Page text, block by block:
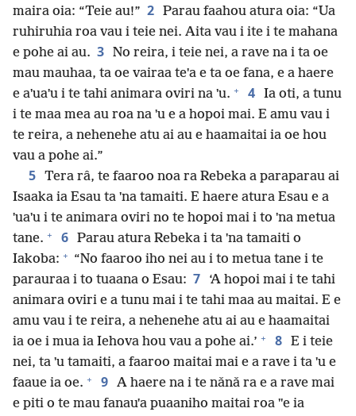
maira oia: “Teie au!” 2 Parau faahou atura oia: “Ua
ruhiruhia roa vau i teie nei. Aita vau i ite i te mahana
e pohe ai au. 3 No reira, i teie nei, a rave na i ta oe
mau mauhaa, ta oe vairaa teˈa e ta oe fana, e a haere
e aˈuaˈu i te tahi animara oviri na ˈu. + 4 Ia oti, a tunu
i te maa mea au roa na ˈu e a hopoi mai. E amu vau i
te reira, a nehenehe atu ai au e haamaitai ia oe hou
vau a pohe ai.”
5 Tera râ, te faaroo noa ra Rebeka a paraparau ai
Isaaka ia Esau ta ˈna tamaiti. E haere atura Esau e a
ˈuaˈu i te animara oviri no te hopoi mai i to ˈna metua
tane. + 6 Parau atura Rebeka i ta ˈna tamaiti o
Iakoba: + “No faaroo iho nei au i to metua tane i te
parauraa i to tuaana o Esau: 7
‘A hopoi mai i te tahi
animara oviri e a tunu mai i te tahi maa au maitai. E e
amu vau i te reira, a nehenehe atu ai au e haamaitai
ia oe i mua ia Iehova hou vau a pohe ai.’ + 8 E i teie
nei, ta ˈu tamaiti, a faaroo maitai mai e a rave i ta ˈu e
faaue ia oe. + 9 A haere na i te nǎnǎ ra e a rave mai
e piti o te mau fanauˈa puaaniho maitai roa ˈˈe ia